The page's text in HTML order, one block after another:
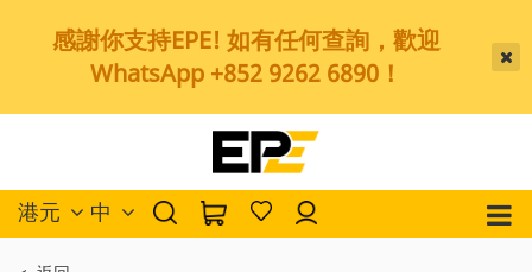
感謝你支持EPE! 如有任何查詢，歡迎
WhatsApp +852 9262 6890！
港元 中